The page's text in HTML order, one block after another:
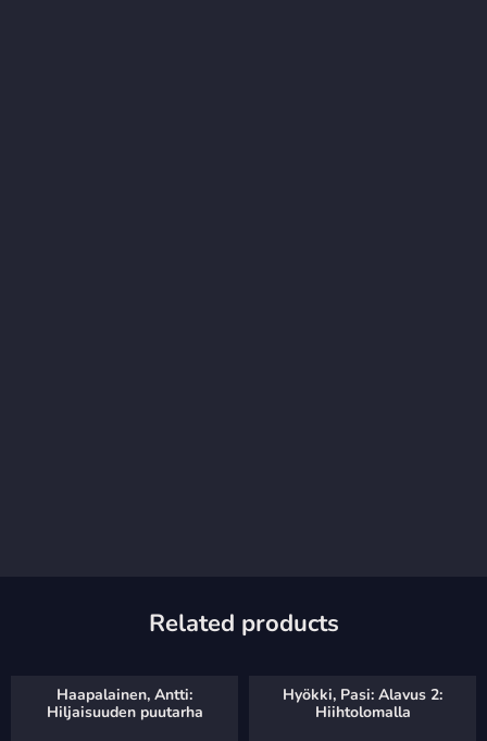
Related products
Haapalainen, Antti:
Hiljaisuuden puutarha
Hyökki, Pasi: Alavus 2:
Hiihtolomalla